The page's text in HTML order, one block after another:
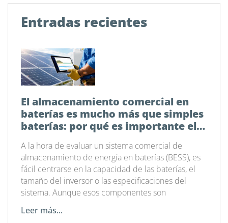
Entradas recientes
El almacenamiento comercial en
baterías es mucho más que simples
baterías: por qué es importante el
A la hora de evaluar un sistema comercial de
almacenamiento de energía en baterías (BESS), es
fácil centrarse en la capacidad de las baterías, el
tamaño del inversor o las especificaciones del
sistema. Aunque esos componentes son
Leer más...